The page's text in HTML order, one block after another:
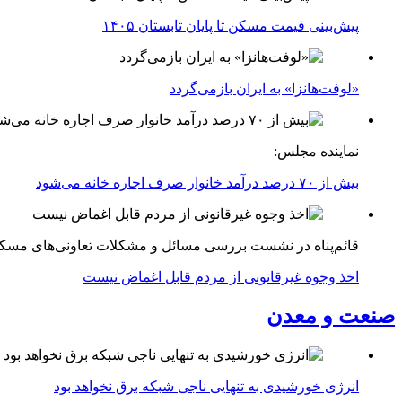
پیش‌بینی قیمت مسکن تا پایان تابستان ۱۴۰۵
«لوفت‌هانزا» به ایران بازمی‌گردد
نماینده مجلس:
بیش از ۷۰ درصد درآمد خانوار صرف اجاره خانه می‌شود
قائم‌پناه در نشست بررسی مسائل و مشکلات تعاونی‌های
اخذ وجوه غیرقانونی از مردم قابل اغماض نیست
صنعت و معدن
انرژی خورشیدی به تنهایی ناجی شبکه برق نخواهد بود